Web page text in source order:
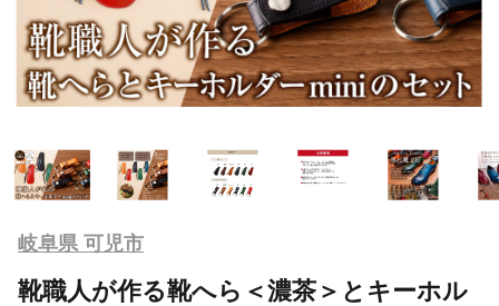
岐阜県 可児市
靴職人が作る靴へら＜濃茶＞とキーホル